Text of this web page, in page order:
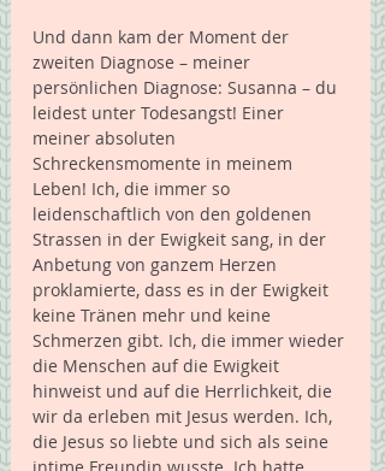
Und dann kam der Moment der
zweiten Diagnose – meiner
persönlichen Diagnose: Susanna – du
leidest unter Todesangst! Einer
meiner absoluten
Schreckensmomente in meinem
Leben! Ich, die immer so
leidenschaftlich von den goldenen
Strassen in der Ewigkeit sang, in der
Anbetung von ganzem Herzen
proklamierte, dass es in der Ewigkeit
keine Tränen mehr und keine
Schmerzen gibt. Ich, die immer wieder
die Menschen auf die Ewigkeit
hinweist und auf die Herrlichkeit, die
wir da erleben mit Jesus werden. Ich,
die Jesus so liebte und sich als seine